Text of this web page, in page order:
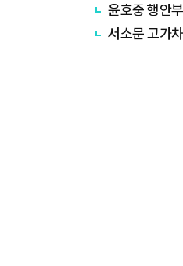
윤호중 행안
서소문 고가